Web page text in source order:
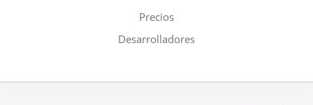
Precios
Desarrolladores